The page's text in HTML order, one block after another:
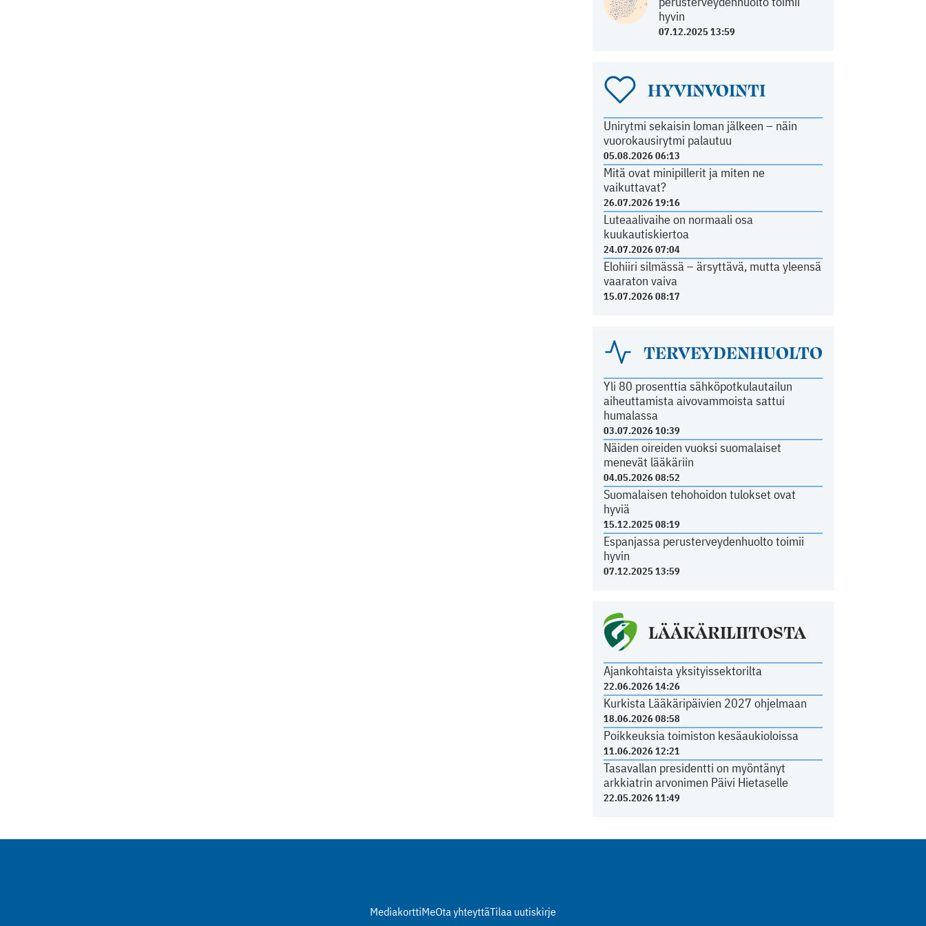
hyvin
07.12.2025 13:59
HYVINVOINTI
Unirytmi sekaisin loman jälkeen – näin
vuorokausirytmi palautuu
05.08.2026 06:13
Mitä ovat minipillerit ja miten ne
vaikuttavat?
26.07.2026 19:16
Luteaalivaihe on normaali osa
kuukautiskiertoa
24.07.2026 07:04
Elohiiri silmässä – ärsyttävä, mutta yleensä
vaaraton vaiva
15.07.2026 08:17
TERVEYDENHUOLTO
Yli 80 prosenttia sähköpotkulautailun
aiheuttamista aivovammoista sattui
humalassa
03.07.2026 10:39
Näiden oireiden vuoksi suomalaiset
menevät lääkäriin
04.05.2026 08:52
Suomalaisen tehohoidon tulokset ovat
hyviä
15.12.2025 08:19
Espanjassa perusterveydenhuolto toimii
hyvin
07.12.2025 13:59
LÄÄKÄRILIITOSTA
Ajankohtaista yksityissektorilta
22.06.2026 14:26
Kurkista Lääkäripäivien 2027 ohjelmaan
18.06.2026 08:58
Poikkeuksia toimiston kesäaukioloissa
11.06.2026 12:21
Tasavallan presidentti on myöntänyt
arkkiatrin arvonimen Päivi Hietaselle
22.05.2026 11:49
MediakorttiMeOta yhteyttäTilaa uutiskirje